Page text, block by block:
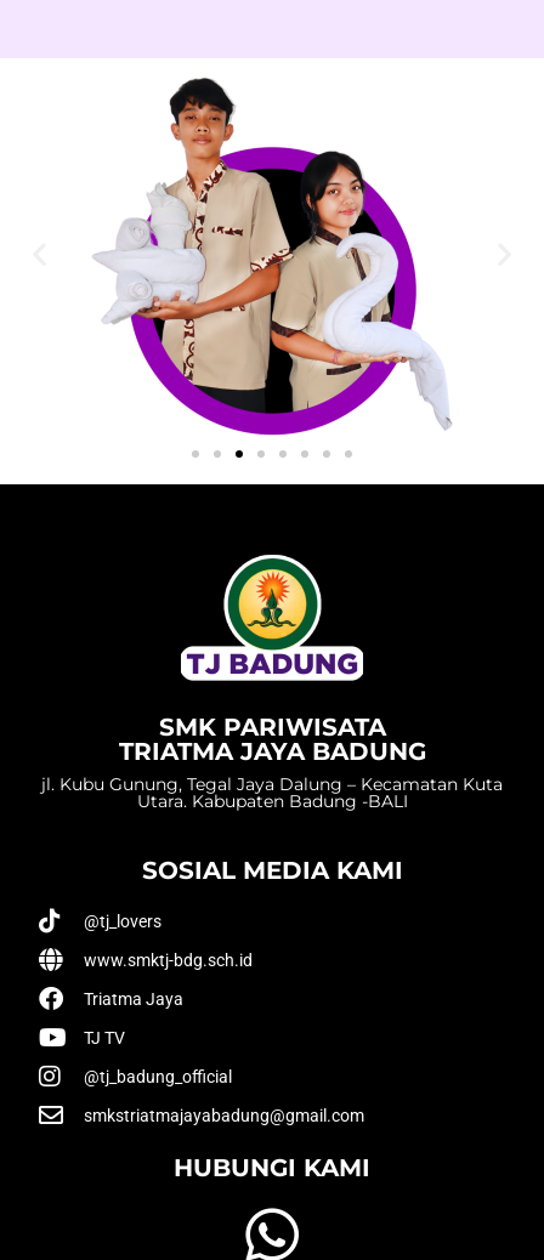
SMK PARIWISATA
TRIATMA JAYA BADUNG
jl. Kubu Gunung, Tegal Jaya Dalung – Kecamatan Kuta
Utara. Kabupaten Badung -BALI
SOSIAL MEDIA KAMI
@tj_lovers
www.smktj-bdg.sch.id
Triatma Jaya
TJ TV
@tj_badung_official
smkstriatmajayabadung@gmail.com
HUBUNGI KAMI